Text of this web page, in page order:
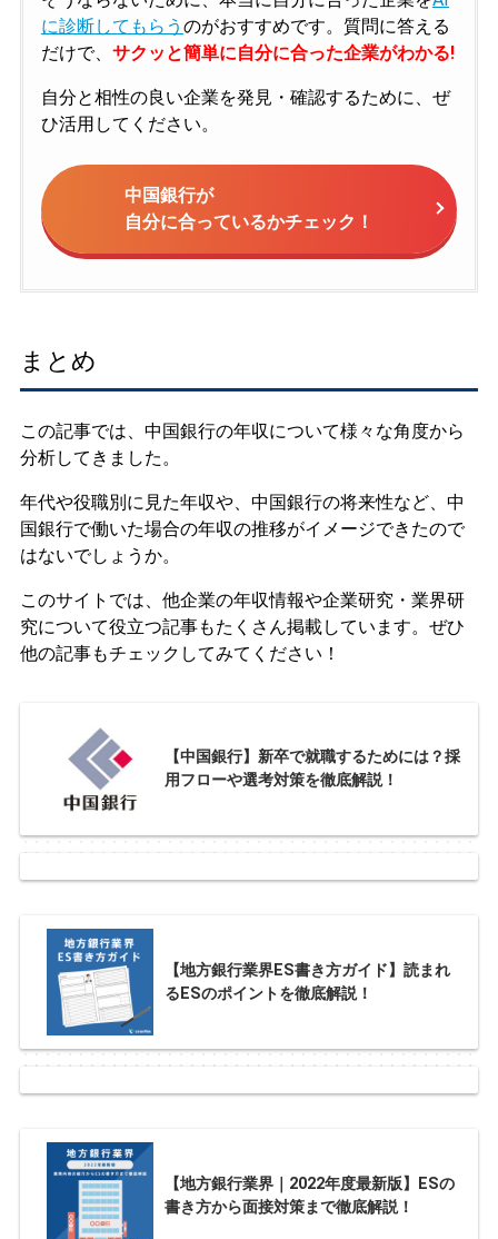
に診断してもらう のがおすすめです。質問に答える
だけで、 サクッと簡単に自分に合った企業がわかる!
自分と相性の良い企業を発見・確認するために、ぜ
ひ活用してください。
中国銀行が
自分に合っているかチェック！
まとめ
この記事では、中国銀行の年収について様々な角度から
分析してきました。
年代や役職別に見た年収や、中国銀行の将来性など、中
国銀行で働いた場合の年収の推移がイメージできたので
はないでしょうか。
このサイトでは、他企業の年収情報や企業研究・業界研
究について役立つ記事もたくさん掲載しています。ぜひ
他の記事もチェックしてみてください！
【中国銀行】新卒で就職するためには？採
用フローや選考対策を徹底解説！
【地方銀行業界ES書き方ガイド】読まれ
るESのポイントを徹底解説！
【地方銀行業界｜2022年度最新版】ESの
書き方から面接対策まで徹底解説！